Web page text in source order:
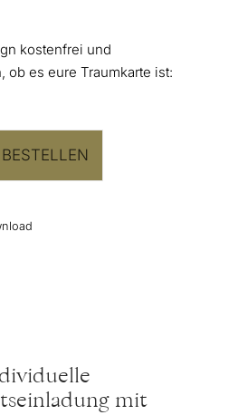
kostenfrei und
ob es eure Traumkarte ist:
BESTELLEN
mit